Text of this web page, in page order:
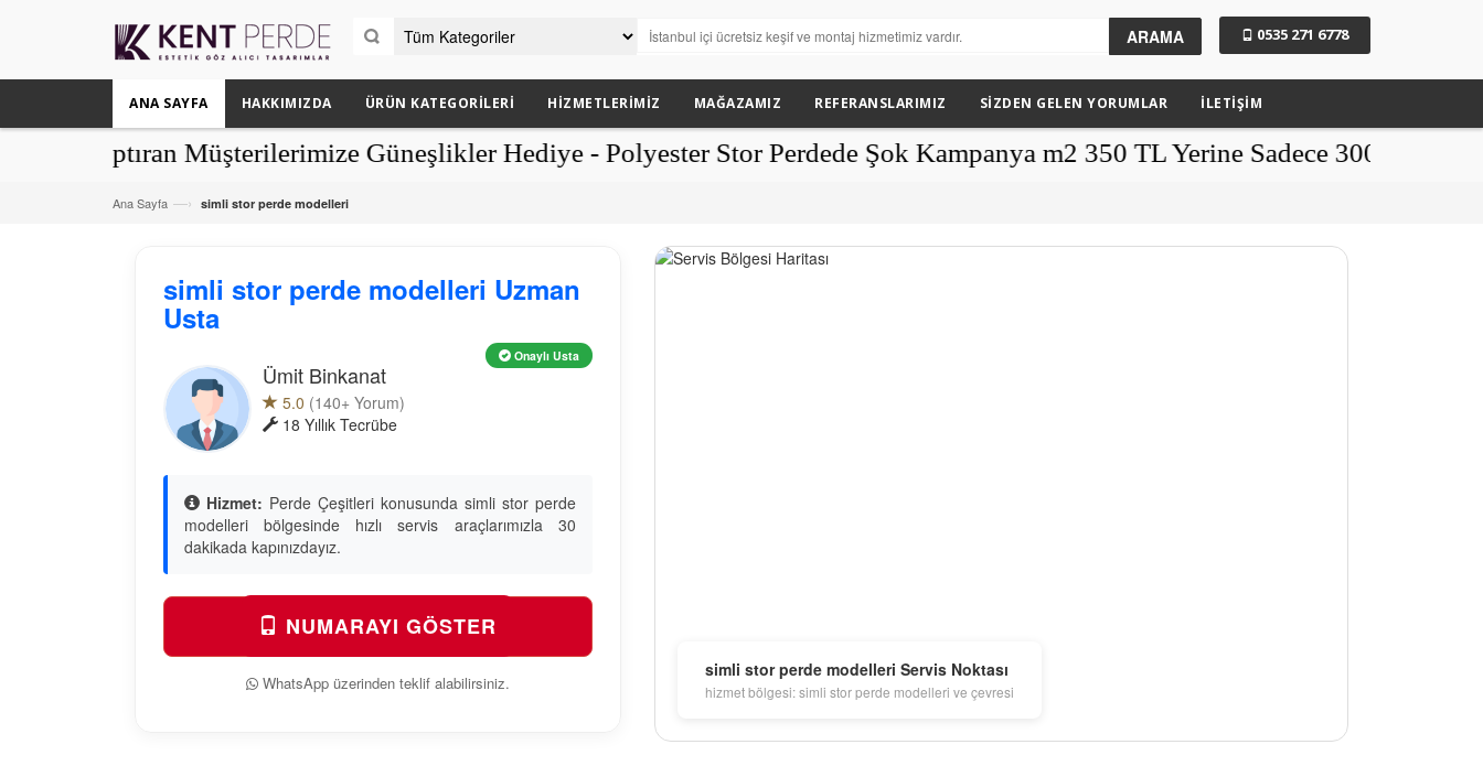
ARAMA 0535 271 6778
ANA SAYFA HAKKIMIZDA ÜRÜN KATEGORILERI HIZMETLERIMIZ MAĞAZAMIZ REFERANSLARIMIZ SIZDEN GELEN YORUMLAR İLETİŞİM
Müşterilerimize Güneşlikler Hediye - Polyester Stor Perdede Şok Kampanya m2 350 TL Yerine Sadece 300 TL - 6000
Ana Sayfa —› simli stor perde modelleri
simli stor perde modelleri Uzman
Usta
Onaylı Usta
Ümit Binkanat
5.0 (140+ Yorum)
18 Yıllık Tecrübe
Hizmet: Perde Çeşitleri konusunda simli stor perde
modelleri bölgesinde hızlı servis araçlarımızla 30
dakikada kapınızdayız.
NUMARAYI GÖSTER
WhatsApp üzerinden teklif alabilirsiniz.
simli stor perde modelleri Servis Noktası
hizmet bölgesi: simli stor perde modelleri ve çevresi